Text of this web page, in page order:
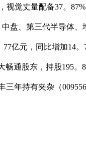
觉丈量配备37。87%
盘、第三代半导体、
亿元，同比增加14。
通股东，持股195。
年持有夹杂（